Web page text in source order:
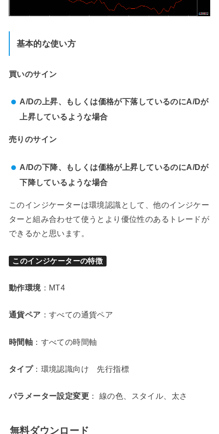
基本的な使い方
買いのサイン
A/Dの上昇、もしくは価格が下落しているのにA/Dが
上昇しているような場合
売りのサイン
A/Dの下降、もしくは価格が上昇しているのにA/Dが
下降しているような場合
このインジケーターは環境認識として、他のインジケー
ターと組み合わせて使うとより優位性のあるトレードが
できるかと思います。
このインジケーターの特徴
動作環境：MT4
通貨ペア ：すべての通貨ペア
時間軸 ：すべての時間軸
タイプ：環境認識向け 先行指標
パラメーター設定変更 ： 線の色、スタイル、太さ
無料ダウンロード